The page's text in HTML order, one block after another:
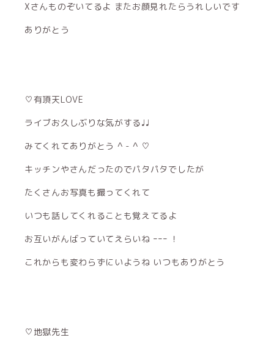
Xさんものぞいてるよ またお顔見れたらうれしいです
ありがとう
♡有頂天LOVE
ライブお久しぶりな気がする♩♩
みてくれてありがとう ^ - ^ ♡
キッチンやさんだったのでパタパタでしたが
たくさんお写真も撮ってくれて
いつも話してくれることも覚えてるよ
お互いがんばっていてえらいね ｰｰｰ ！
これからも変わらずにいようね いつもありがとう
♡地獄先生